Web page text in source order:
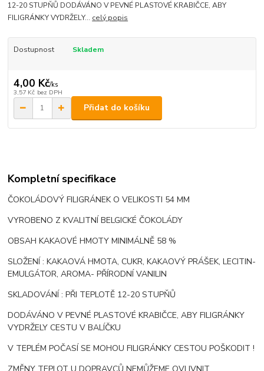
12-20 STUPŇŮ DODÁVÁNO V PEVNÉ PLASTOVÉ KRABIČCE, ABY
FILIGRÁNKY VYDRŽELY... celý popis
Dostupnost Skladem
4,00 Kč/ks
3,57 Kč bez DPH
Přidat do košíku
Kompletní specifikace
ČOKOLÁDOVÝ FILIGRÁNEK O VELIKOSTI 54 MM
VYROBENO Z KVALITNÍ BELGICKÉ ČOKOLÁDY
OBSAH KAKAOVÉ HMOTY MINIMÁLNĚ 58 %
SLOŽENÍ : KAKAOVÁ HMOTA, CUKR, KAKAOVÝ PRÁŠEK, LECITIN-
EMULGÁTOR, AROMA- PŘÍRODNÍ VANILIN
SKLADOVÁNÍ : PŘI TEPLOTĚ 12-20 STUPŇŮ
DODÁVÁNO V PEVNÉ PLASTOVÉ KRABIČCE, ABY FILIGRÁNKY
VYDRŽELY CESTU V BALÍČKU
V TEPLÉM POČASÍ SE MOHOU FILIGRÁNKY CESTOU POŠKODIT !